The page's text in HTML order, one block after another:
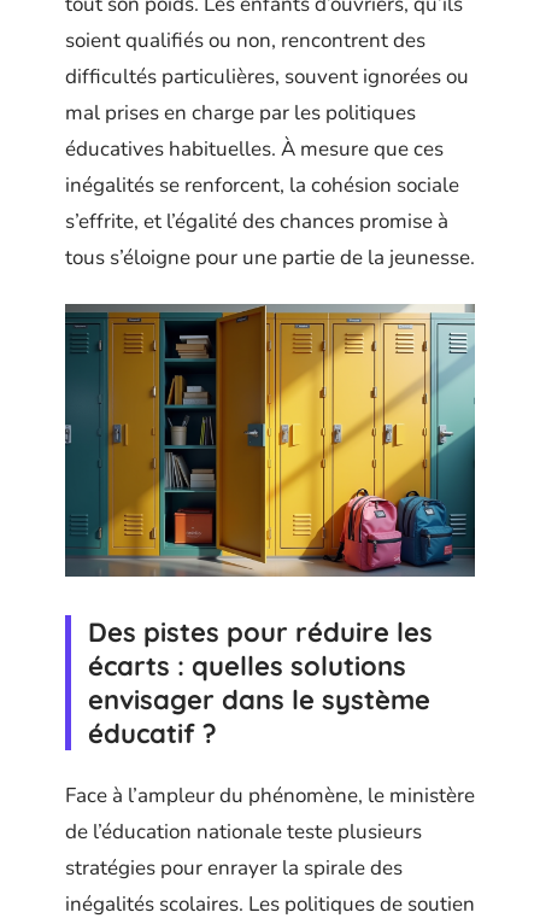
soient qualifiés ou non, rencontrent des
difficultés particulières, souvent ignorées ou
mal prises en charge par les politiques
éducatives habituelles. À mesure que ces
inégalités se renforcent, la cohésion sociale
s’effrite, et l’égalité des chances promise à
tous s’éloigne pour une partie de la jeunesse.
Des pistes pour réduire les
écarts : quelles solutions
envisager dans le système
éducatif ?
Face à l’ampleur du phénomène, le ministère
de l’éducation nationale teste plusieurs
stratégies pour enrayer la spirale des
inégalités scolaires. Les politiques de soutien